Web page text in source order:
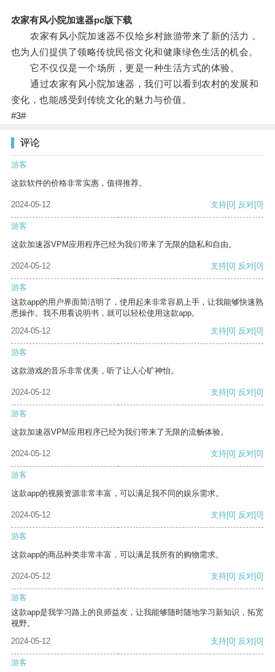
农家有风小院加速器pc版下载
农家有风小院加速器不仅给乡村旅游带来了新的活力，
也为人们提供了领略传统民俗文化和健康绿色生活的机会。
它不仅仅是一个场所，更是一种生活方式的体验。
通过农家有风小院加速器，我们可以看到农村的发展和
变化，也能感受到传统文化的魅力与价值。
#3#
评论
游客
这款软件的价格非常实惠，值得推荐。
2024-05-12 支持[0] 反对[0]
游客
这款加速器VPM应用程序已经为我们带来了无限的隐私和自由。
2024-05-12 支持[0] 反对[0]
游客
这款app的用户界面简洁明了，使用起来非常容易上手，让我能够快速熟
悉操作。我不用看说明书，就可以轻松使用这款app。
2024-05-12
支持[0] 反对[0]
游客
这款游戏的音乐非常优美，听了让人心旷神怡。
2024-05-12 支持[0] 反对[0]
游客
这款加速器VPM应用程序已经为我们带来了无限的流畅体验。
2024-05-12 支持[0] 反对[0]
游客
这款app的视频资源非常丰富，可以满足我不同的娱乐需求。
2024-05-12 支持[0] 反对[0]
游客
这款app的商品种类非常丰富，可以满足我所有的购物需求。
2024-05-12 支持[0] 反对[0]
游客
这款app是我学习路上的良师益友，让我能够随时随地学习新知识，拓宽
视野。
2024-05-12
支持[0] 反对[0]
游客